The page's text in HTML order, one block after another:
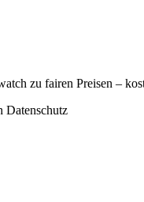
zu fairen Preisen –
Datenschutz